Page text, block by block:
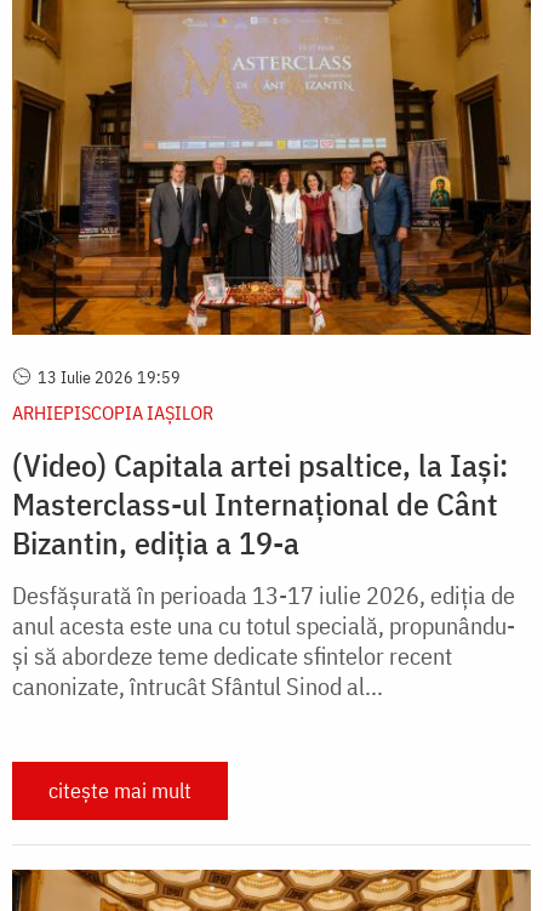
13 Iulie 2026 19:59
ARHIEPISCOPIA IAŞILOR
(Video) Capitala artei psaltice, la Iași:
Masterclass-ul Internațional de Cânt
Bizantin, ediția a 19-a
Desfășurată în perioada 13-17 iulie 2026, ediția de
anul acesta este una cu totul specială, propunându-
și să abordeze teme dedicate sfintelor recent
canonizate, întrucât Sfântul Sinod al...
citește mai mult